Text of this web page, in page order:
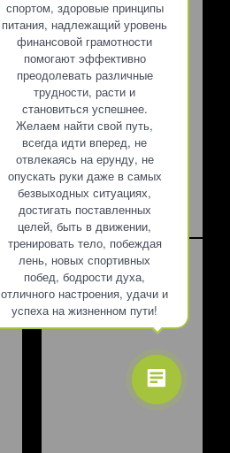
спортом, здоровые принципы
питания, надлежащий уровень
финансовой грамотности
помогают эффективно
преодолевать различные
трудности, расти и
становиться успешнее.
Желаем найти свой путь,
всегда идти вперед, не
отвлекаясь на ерунду, не
опускать руки даже в самых
безвыходных ситуациях,
достигать поставленных
целей, быть в движении,
тренировать тело, побеждая
лень, новых спортивных
побед, бодрости духа,
отличного настроения, удачи и
успеха на жизненном пути!